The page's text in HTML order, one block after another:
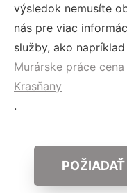
výsledok nemusíte
nás pre viac
služby, ako napríklad
Murárske práce
Krasňany
.